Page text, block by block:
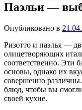
Паэльи —
Опубликовано в
Ризотто и паэлья —
олицетворяющих
соответственно. Эти
основы, однако их
совершенно
блюд, чтобы вы
своей кухне.